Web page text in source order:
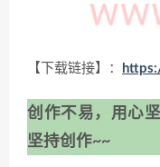
【下载链接】：
创作不易，用心
坚持创作~~